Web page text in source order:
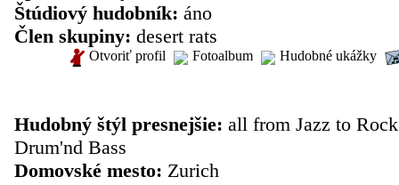
Štúdiový hudobník: áno
Člen skupiny: desert rats
Otvoriť profil Fotoalbum Hudobné ukážky
Hudobný štýl presnejšie: all from Jazz to
Drum'nd Bass
Domovské mesto: Zurich